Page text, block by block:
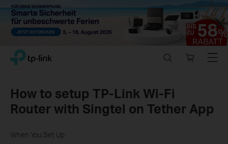
Close
Click
navigation
TP-Link, Reliably Smart
store
Menu
How to setup TP-Link Wi-Fi
Router with Singtel on Tether App
When You Set Up